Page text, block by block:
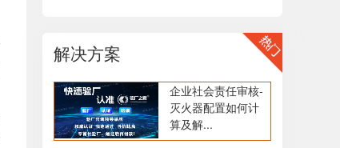
解决方案
企业社会责任审核-
灭火器配置如何计
算及解...